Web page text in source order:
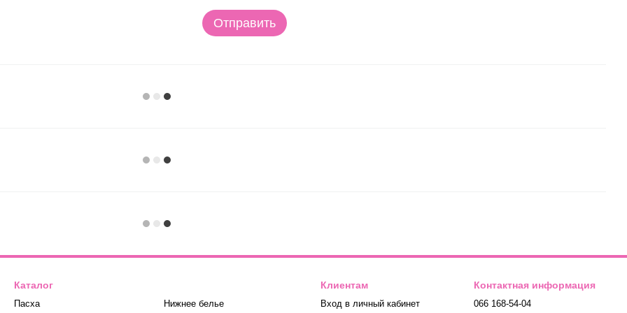
Отправить
Каталог
Пасха Нижнее белье
Клиентам
Вход в личный кабинет
Контактная информация
066 168-54-04